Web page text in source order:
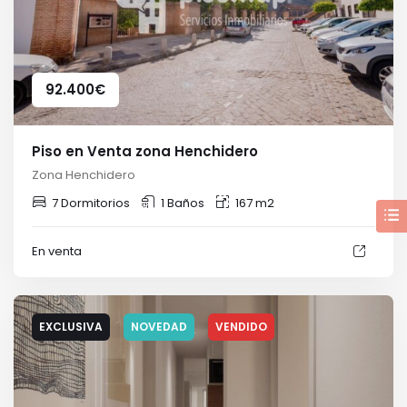
92.400€
Piso en Venta zona Henchidero
Zona Henchidero
7 Dormitorios
1 Baños 167 m2
En venta
EXCLUSIVA NOVEDAD VENDIDO